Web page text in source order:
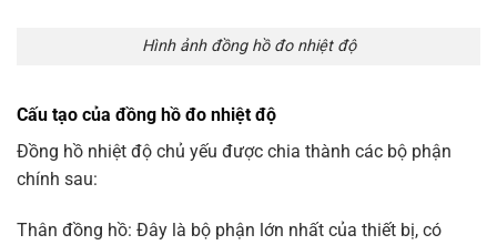
Hình ảnh đồng hồ đo nhiệt độ
Cấu tạo của đồng hồ đo nhiệt độ
Đồng hồ nhiệt độ chủ yếu được chia thành các bộ phận
chính sau:
Thân đồng hồ: Đây là bộ phận lớn nhất của thiết bị, có